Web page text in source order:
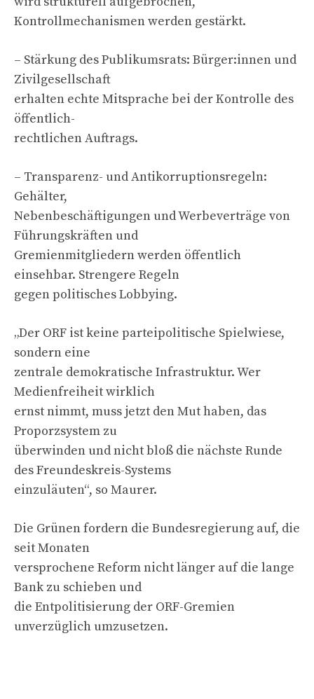
Kontrollmechanismen werden gestärkt.
– Stärkung des Publikumsrats: Bürger:innen und
Zivilgesellschaft
erhalten echte Mitsprache bei der Kontrolle des
öffentlich-
rechtlichen Auftrags.
– Transparenz- und Antikorruptionsregeln:
Gehälter,
Nebenbeschäftigungen und Werbeverträge von
Führungskräften und
Gremienmitgliedern werden öffentlich
einsehbar. Strengere Regeln
gegen politisches Lobbying.
„Der ORF ist keine parteipolitische Spielwiese,
sondern eine
zentrale demokratische Infrastruktur. Wer
Medienfreiheit wirklich
ernst nimmt, muss jetzt den Mut haben, das
Proporzsystem zu
überwinden und nicht bloß die nächste Runde
des Freundeskreis-Systems
einzuläuten“, so Maurer.
Die Grünen fordern die Bundesregierung auf, die
seit Monaten
versprochene Reform nicht länger auf die lange
Bank zu schieben und
die Entpolitisierung der ORF-Gremien
unverzüglich umzusetzen.